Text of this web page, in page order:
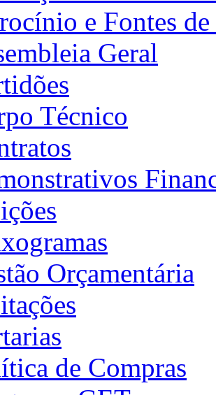
e Fontes de
Geral
Técnico
Orçamentária
de Compras